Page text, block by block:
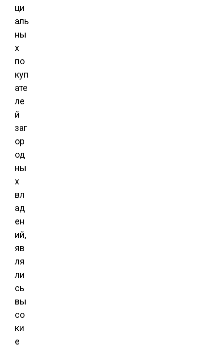
ци
аль
ны
х
по
куп
ате
ле
й
заг
ор
од
ны
х
вл
ад
ен
ий,
яв
ля
ли
сь
вы
со
ки
е